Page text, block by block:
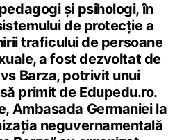
și psihologi, în
de protecție a
traficului de persoane
a fost dezvoltat de
Barza, potrivit unui
primit de Edupedu.ro.
Ambasada Germaniei la
neguvernamentală